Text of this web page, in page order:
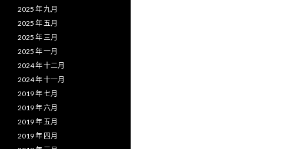
2025 年 九月
2025 年 五月
2025 年 三月
2025 年 一月
2024 年 十二月
2024 年 十一月
2019 年 七月
2019 年 六月
2019 年 五月
2019 年 四月